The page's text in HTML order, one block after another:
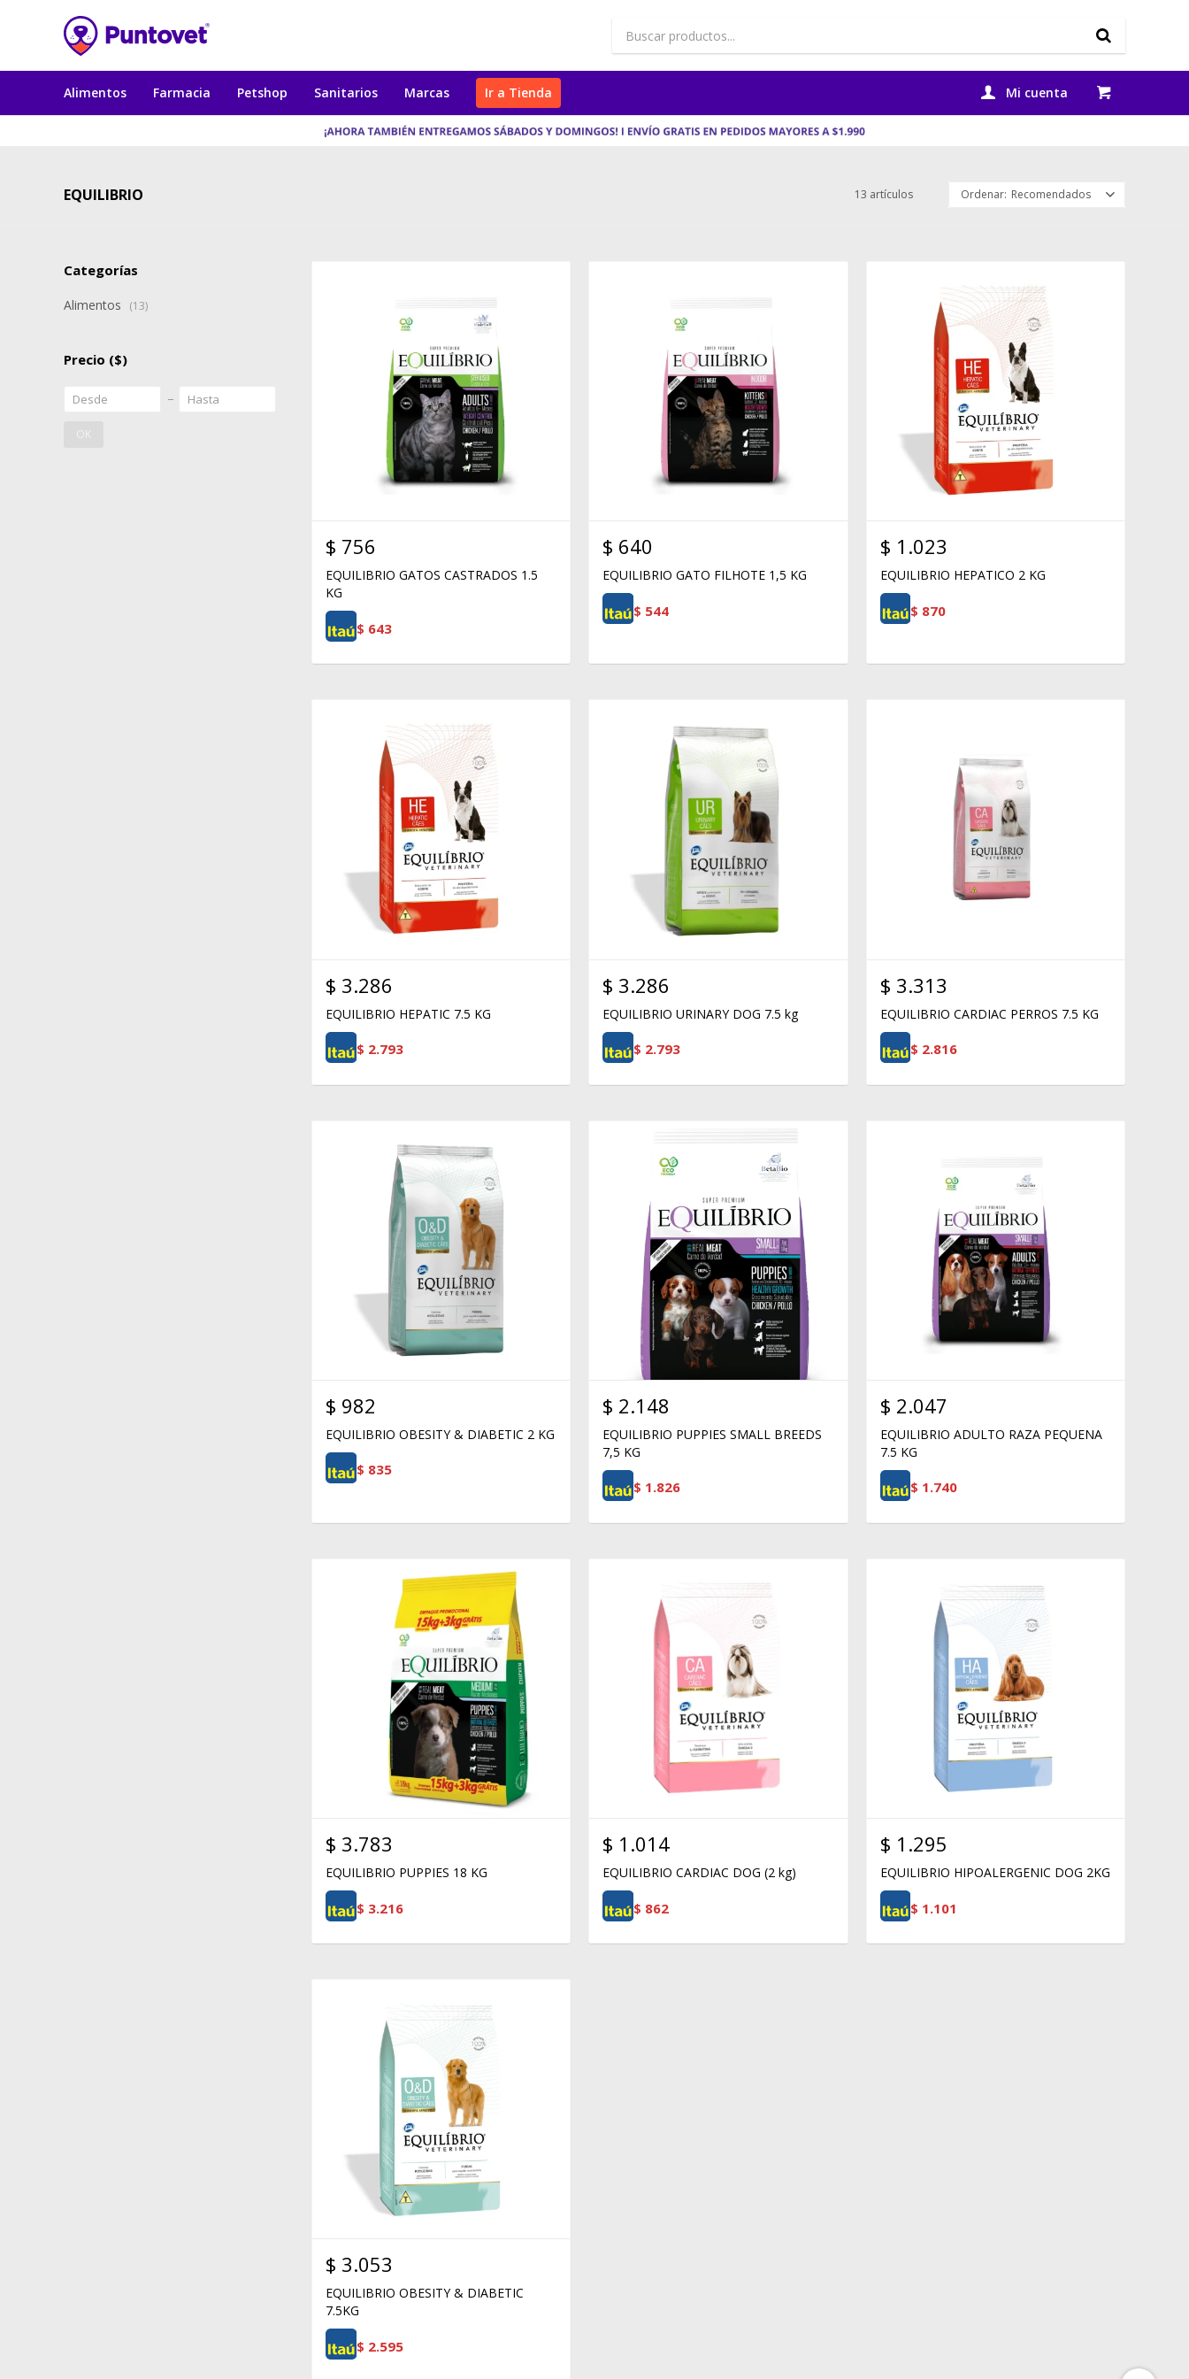
Alimentos Farmacia Petshop Sanitarios Marcas Ir a Tienda
EQUILIBRIO 13 artículos Recomendados
$ 756
EQUILIBRIO GATOS CASTRADOS 1.5
KG
$ 643
$ 640
EQUILIBRIO GATO FILHOTE 1,5 KG
$ 544
$ 1.023
EQUILIBRIO HEPATICO 2 KG
$ 870
$ 3.286
EQUILIBRIO HEPATIC 7.5 KG
$ 2.793
$ 3.286
EQUILIBRIO URINARY DOG 7.5 kg
$ 2.793
$ 3.313
EQUILIBRIO CARDIAC PERROS 7.5 KG
$ 2.816
$ 982
EQUILIBRIO OBESITY & DIABETIC 2 KG
$ 835
$ 2.148
EQUILIBRIO PUPPIES SMALL BREEDS
7,5 KG
$ 1.826
$ 2.047
EQUILIBRIO ADULTO RAZA PEQUENA
7.5 KG
$ 1.740
$ 3.783
EQUILIBRIO PUPPIES 18 KG
$ 3.216
$ 1.014
EQUILIBRIO CARDIAC DOG (2 kg)
$ 862
$ 1.295
EQUILIBRIO HIPOALERGENIC DOG 2KG
$ 1.101
$ 3.053
EQUILIBRIO OBESITY & DIABETIC
7.5KG
$ 2.595
Categorías
Alimentos (13)
Precio ($)
OK